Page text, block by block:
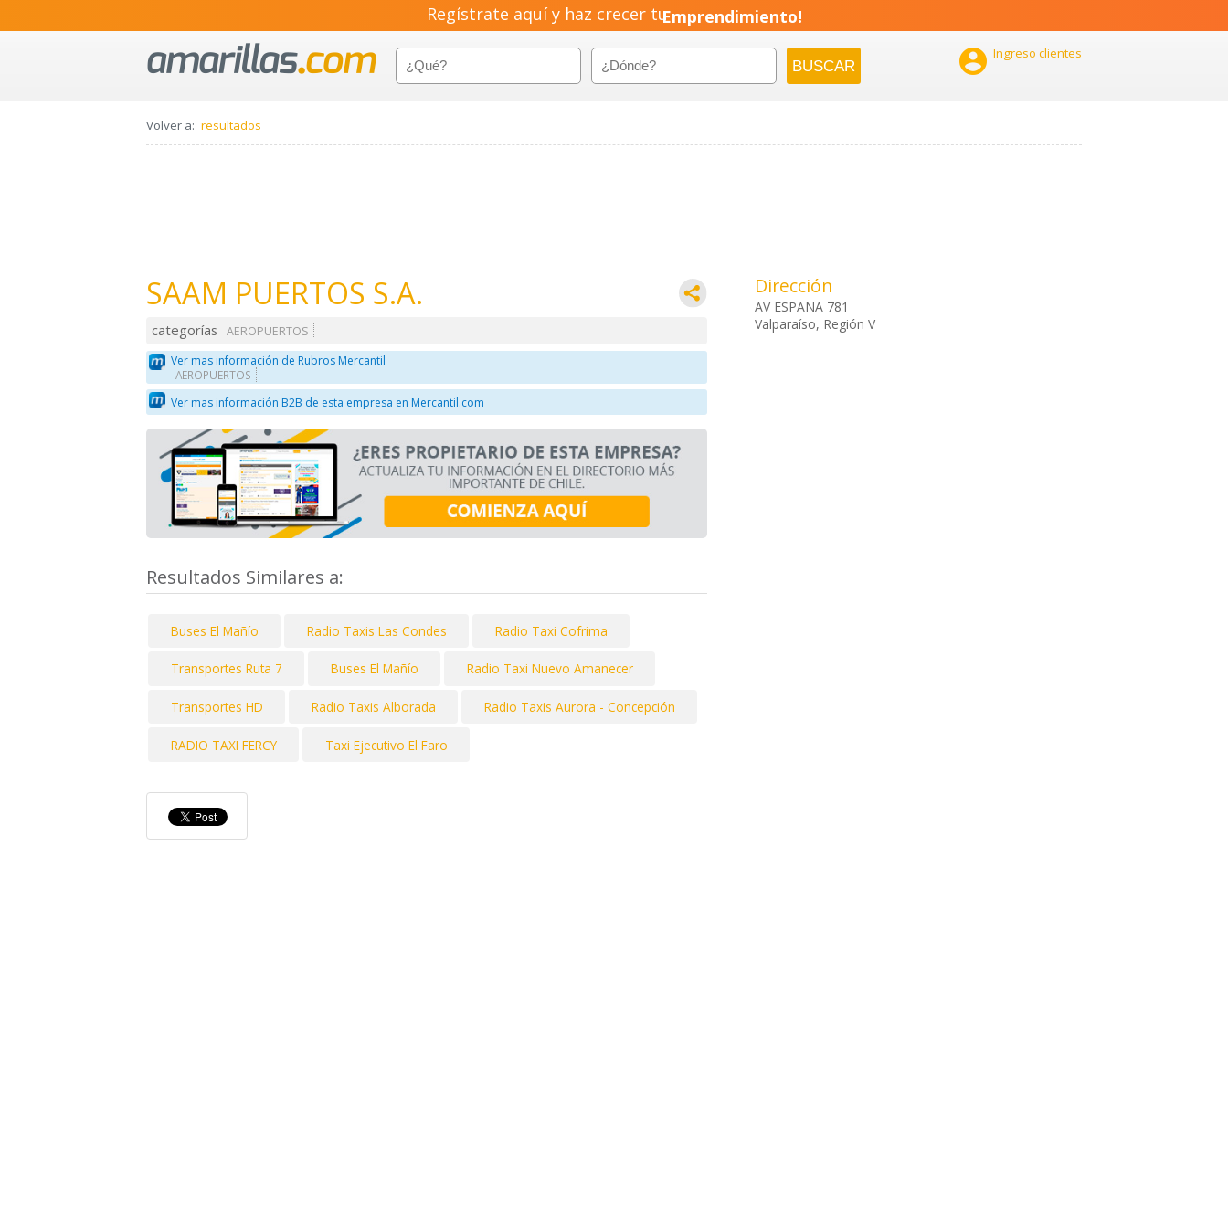
Regístrate aquí y haz crecer tuEmprendimiento!
 Ingreso clientes
Volver a: resultados
SAAM PUERTOS S.A.
categorías
AEROPUERTOS
Ver mas información de Rubros Mercantil
AEROPUERTOS
Ver mas información B2B de esta empresa en Mercantil.com
Resultados Similares a:
Buses El Mañío Radio Taxis Las Condes Radio Taxi Cofrima
Transportes Ruta 7 Buses El Mañío Radio Taxi Nuevo Amanecer
Transportes HD Radio Taxis Alborada Radio Taxis Aurora - Concepción
RADIO TAXI FERCY Taxi Ejecutivo El Faro
Dirección
AV ESPANA 781
Valparaíso, Región V